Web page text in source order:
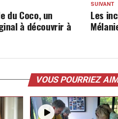
SUIVANT
Les
du Coco, un
à découvrir à
VOUS POURRIEZ